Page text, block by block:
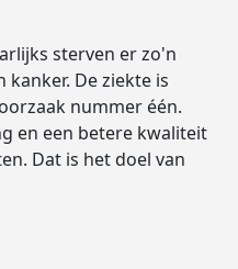
sterven er zo'n
kanker. De ziekte is
nummer één.
en een betere kwaliteit
Dat is het doel van